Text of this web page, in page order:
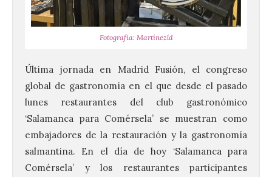
Fotografía: Martínezld
Última jornada en Madrid Fusión, el congreso
global de gastronomía en el que desde el pasado
lunes restaurantes del club gastronómico
‘Salamanca para Comérsela’ se muestran como
embajadores de la restauración y la gastronomía
salmantina. En el día de hoy ‘Salamanca para
Comérsela’ y los restaurantes participantes